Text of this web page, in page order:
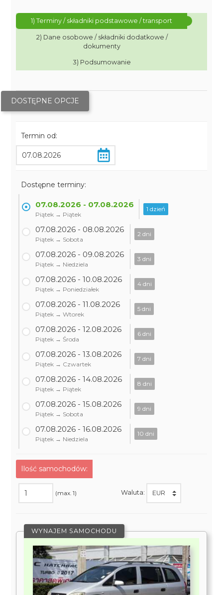
1) Terminy / składniki podstawowe / transport
2) Dane osobowe / składniki dodatkowe /
dokumenty
3) Podsumowanie
DOSTĘPNE OPCJE
Termin od:
Dostępne terminy:
07.08.2026 - 07.08.2026
Piątek → Piątek
1 dzień
07.08.2026 - 08.08.2026
Piątek → Sobota
2 dni
07.08.2026 - 09.08.2026
Piątek → Niedziela
3 dni
07.08.2026 - 10.08.2026
Piątek → Poniedziałek
4 dni
07.08.2026 - 11.08.2026
Piątek → Wtorek
5 dni
07.08.2026 - 12.08.2026
Piątek → Środa
6 dni
07.08.2026 - 13.08.2026
Piątek → Czwartek
7 dni
07.08.2026 - 14.08.2026
Piątek → Piątek
8 dni
07.08.2026 - 15.08.2026
Piątek → Sobota
9 dni
07.08.2026 - 16.08.2026
Piątek → Niedziela
10 dni
Ilość samochodów:
(max. 1) Waluta:
WYNAJEM SAMOCHODU